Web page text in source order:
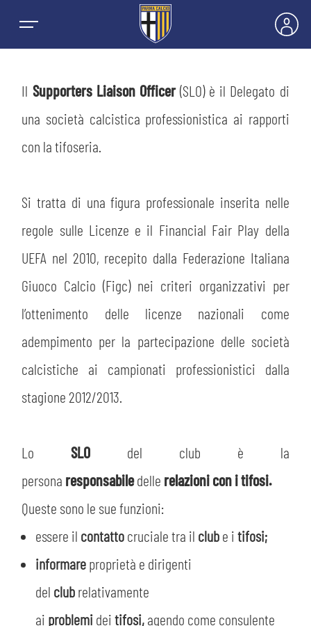
NEWS
PRIMA SQUADRA MASCHILE
PRIMA SQUADRA FEMMINILE
GIOVANILE MASCHILE
GIOVANILE FEMMINILE
STAGIONE
MASCHILE
FEMMINILE
HOSPITALITY
HOSPITALITY
MUSEUM CLUB EXPERIENCE
BIGLIETTI
ABBONAMENTI
INFO BIGLIETTI
TARDINI CARD
INFORMAZIONI ACCREDITI
TRASFERTE
TICKET GIFT CARD
IL CLUB
ORGANIGRAMMA
STORIA
MUTTI TRAINING CENTER
FLASH NEWS
STADIO TARDINI
Il Supporters Liaison Officer(SLO) è il Delegato di
una società calcistica professionistica ai rapporti
con la tifoseria.
Si tratta di una figura professionale inserita nelle
regole sulle Licenze e il Financial Fair Play della
UEFA nel 2010, recepito dalla Federazione Italiana
Giuoco Calcio (Figc) nei criteri organizzativi per
l’ottenimento delle licenze nazionali come
adempimento per la partecipazione delle società
calcistiche ai campionati professionistici dalla
stagione 2012/2013.
LoSLO del club è la
persona responsabiledelle relazioni con i tifosi.
Queste sono le sue funzioni:
essere il contattocruciale tra il clube itifosi;
informareproprietà e dirigenti
del clubrelativamente
ai problemideitifosi,agendo come consulente